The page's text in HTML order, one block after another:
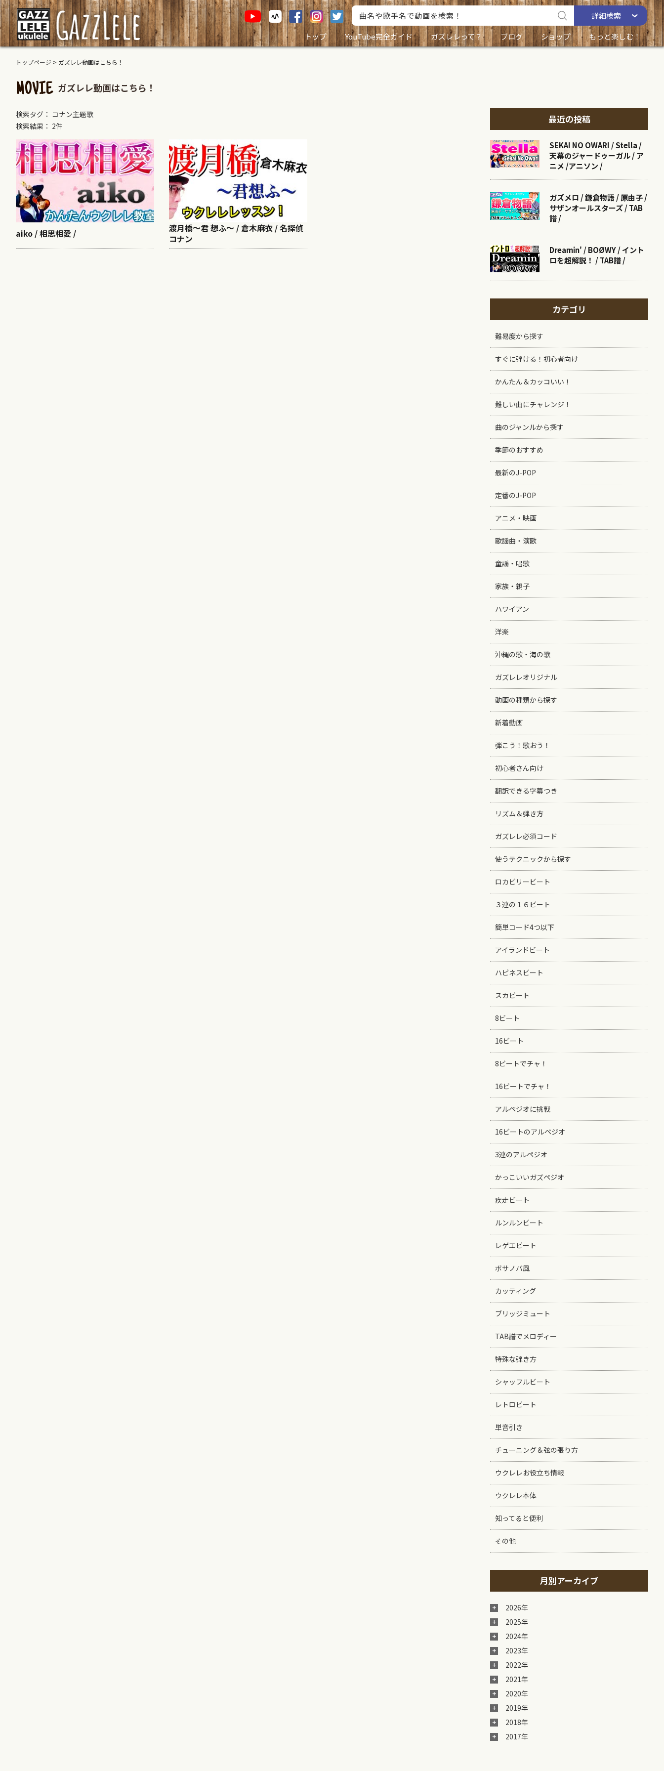
詳細検索
トップ
YouTube完全ガイド ガズレレって？ ブログ ショップ もっと楽しむ！
トップページ > ガズレレ動画はこちら！
MOVIE ガズレレ動画はこちら！
検索タグ： コナン主題歌
検索結果： 2件
aiko / 相思相愛 /
渡月橋〜君 想ふ〜 / 倉木麻衣 / 名探偵
コナン
最近の投稿
SEKAI NO OWARI / Stella /
天幕のジャードゥーガル / ア
ニメ /アニソン /
ガズメロ / 鎌倉物語 / 原由子 /
サザンオールスターズ / TAB
譜 /
Dreamin' / BOØWY / イント
ロを超解説！ / TAB譜 /
カテゴリ
難易度から探す
すぐに弾ける！初心者向け
かんたん＆カッコいい！
難しい曲にチャレンジ！
曲のジャンルから探す
季節のおすすめ
最新のJ-POP
定番のJ-POP
アニメ・映画
歌謡曲・演歌
童謡・唱歌
家族・親子
ハワイアン
洋楽
沖縄の歌・海の歌
ガズレレオリジナル
動画の種類から探す
新着動画
弾こう！歌おう！
初心者さん向け
翻訳できる字幕つき
リズム＆弾き方
ガズレレ必須コード
使うテクニックから探す
ロカビリービート
３連の１６ビート
簡単コード4つ以下
アイランドビート
ハピネスビート
スカビート
8ビート
16ビート
8ビートでチャ！
16ビートでチャ！
アルペジオに挑戦
16ビートのアルペジオ
3連のアルペジオ
かっこいいガズペジオ
疾走ビート
ルンルンビート
レゲエビート
ボサノバ風
カッティング
ブリッジミュート
TAB譜でメロディー
特殊な弾き方
シャッフルビート
レトロビート
単音引き
チューニング＆弦の張り方
ウクレレお役立ち情報
ウクレレ本体
知ってると便利
その他
月別アーカイブ
2026年
2025年
2024年
2023年
2022年
2021年
2020年
2019年
2018年
2017年